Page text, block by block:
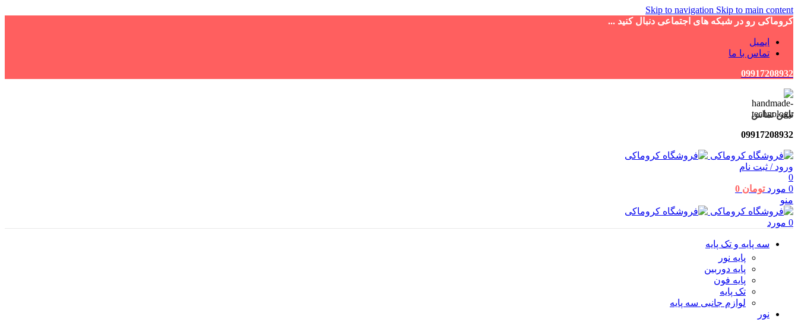
Skip to navigation Skip to main content
کروماکی رو در شبکه های اجتماعی دنبال کنید ...
ایمیل
تماس با ما
09917208932
تلفن تماس
09917208932
ورود / ثبت نام
0
0 مورد تومان
منو
0 مورد
سه پایه و تک پایه
پایه نور
پایه دوربین
پایه فون
تک پایه
لوازم جانبی سه پایه
نور